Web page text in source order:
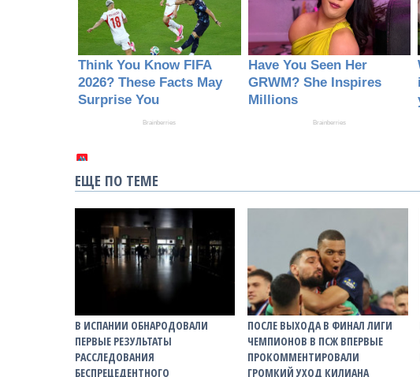
ЕЩЕ ПО ТЕМЕ
В ИСПАНИИ ОБНАРОДОВАЛИ
ПЕРВЫЕ РЕЗУЛЬТАТЫ
РАССЛЕДОВАНИЯ
БЕСПРЕЦЕДЕНТНОГО
ПОСЛЕ ВЫХОДА В ФИНАЛ ЛИГИ
ЧЕМПИОНОВ В ПСЖ ВПЕРВЫЕ
ПРОКОММЕНТИРОВАЛИ
ГРОМКИЙ УХОД КИЛИАНА